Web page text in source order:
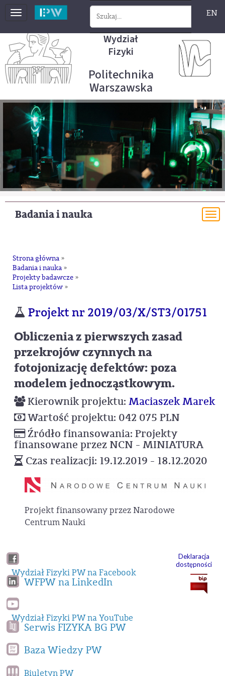
Toggle
EN
Wydział
Fizyki
Politechnika
Warszawska
Badania i nauka
Strona główna »
Badania i nauka »
Projekty badawcze »
Lista projektów »
Projekt nr 2019/03/X/ST3/01751
Obliczenia z pierwszych zasad
przekrojów czynnych na
fotojonizację defektów: poza
modelem jednocząstkowym.
Kierownik projektu: Maciaszek Marek
Wartość projektu: 042 075 PLN
Źródło finansowania: Projekty
finansowane przez NCN - MINIATURA
Czas realizacji: 19.12.2019 - 18.12.2020
Projekt finansowany przez Narodowe
Centrum Nauki
Wydział Fizyki PW na Facebook
WFPW na LinkedIn
Wydział Fizyki PW na YouTube
Serwis FIZYKA BG PW
Baza Wiedzy PW
Biuletyn PW
Deklaracja
dostępności